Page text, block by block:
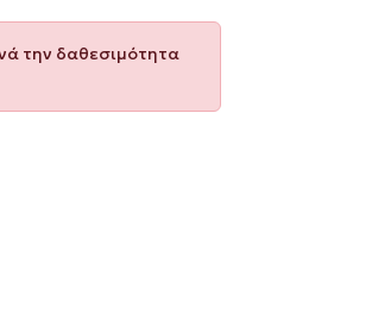
την δαθεσιμότητα